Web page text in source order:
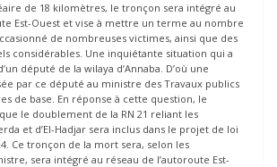
de 18 kilomètres, le tronçon sera intégré au
Est-Ouest et vise à mettre un terme au nombre
de nombreuses victimes, ainsi que des
considérables. Une inquiétante situation qui a
député de la wilaya d’Annaba. D’où une
par ce député au ministre des Travaux publics
de base. En réponse à cette question, le
le doublement de la RN 21 reliant les
et d’El-Hadjar sera inclus dans le projet de loi
Ce tronçon de la mort sera, selon les
sera intégré au réseau de l’autoroute Est-